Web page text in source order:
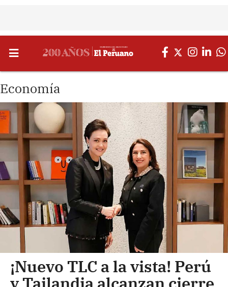
Economía
¡Nuevo TLC a la vista! Perú
y Tailandia alcanzan cierre